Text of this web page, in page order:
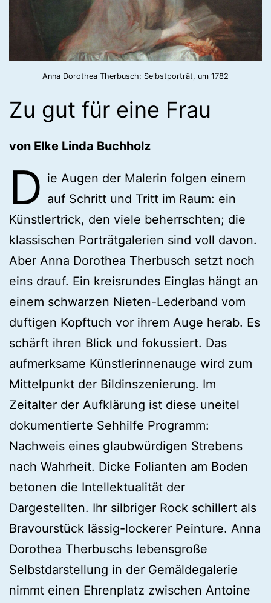
Anna Dorothea Therbusch: Selbstporträt, um 1782
Zu gut für eine Frau
von Elke Linda Buchholz
D ie Augen der Malerin folgen einem
auf Schritt und Tritt im Raum: ein
Künstlertrick, den viele beherrschten; die
klassischen Porträtgalerien sind voll davon.
Aber Anna Dorothea Therbusch setzt noch
eins drauf. Ein kreisrundes Einglas hängt an
einem schwarzen Nieten-Lederband vom
duftigen Kopftuch vor ihrem Auge herab. Es
schärft ihren Blick und fokussiert. Das
aufmerksame Künstlerinnenauge wird zum
Mittelpunkt der Bildinszenierung. Im
Zeitalter der Aufklärung ist diese uneitel
dokumentierte Sehhilfe Programm:
Nachweis eines glaubwürdigen Strebens
nach Wahrheit. Dicke Folianten am Boden
betonen die Intellektualität der
Dargestellten. Ihr silbriger Rock schillert als
Bravourstück lässig-lockerer Peinture. Anna
Dorothea Therbuschs lebensgroße
Selbstdarstellung in der Gemäldegalerie
nimmt einen Ehrenplatz zwischen Antoine